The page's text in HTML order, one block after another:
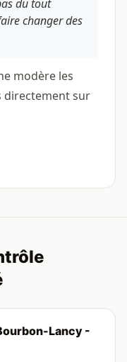
du tout
changer des
modère les
directement sur
Lancy -